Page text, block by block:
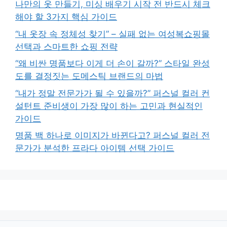
나만의 옷 만들기, 미싱 배우기 시작 전 반드시 체크
해야 할 3가지 핵심 가이드
“내 옷장 속 정체성 찾기” – 실패 없는 여성복쇼핑몰
선택과 스마트한 쇼핑 전략
“왜 비싼 명품보다 이게 더 손이 갈까?” 스타일 완성
도를 결정짓는 도메스틱 브랜드의 마법
“내가 정말 전문가가 될 수 있을까?” 퍼스널 컬러 컨
설턴트 준비생이 가장 많이 하는 고민과 현실적인
가이드
명품 백 하나로 이미지가 바뀐다고? 퍼스널 컬러 전
문가가 분석한 프라다 아이템 선택 가이드